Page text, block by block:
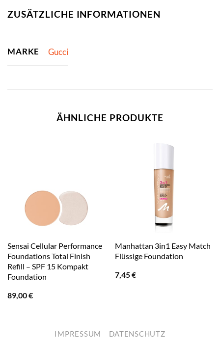
ZUSÄTZLICHE INFORMATIONEN
MARKE Gucci
ÄHNLICHE PRODUKTE
Sensai Cellular Performance
Foundations Total Finish
Refill – SPF 15 Kompakt
Foundation
89,00€
Manhattan 3in1 Easy Match
Flüssige Foundation
7,45€
IMPRESSUM DATENSCHUTZ